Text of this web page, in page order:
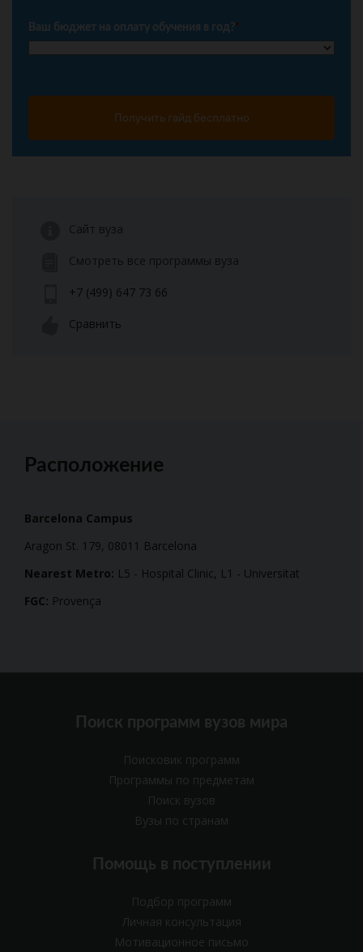
Ваш бюджет на оплату обучения в год?*
Получить гайд бесплатно
Сайт вуза
Смотреть все программы вуза
+7 (499) 647 73 66
Сравнить
Расположение
Barcelona Campus
Aragon St. 179, 08011 Barcelona
Nearest Metro: L5 - Hospital Clinic, L1 - Universitat
FGC: Provença
Поиск программ вузов мира
Поисковик программ
Программы по предметам
Поиск вузов
Вузы по странам
Помощь в поступлении
Подбор программ
Личная консультация
Мотивационное письмо